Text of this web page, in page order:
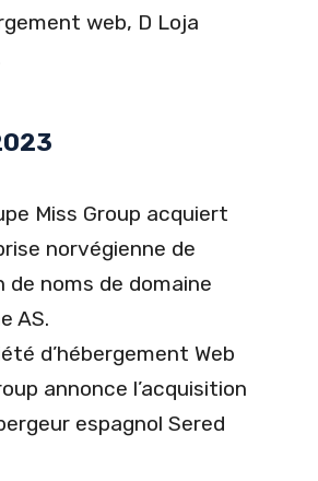
web, D Loja
Miss Group acquiert
norvégienne de
de noms de domaine
AS.
d’hébergement Web
annonce l’acquisition
espagnol Sered